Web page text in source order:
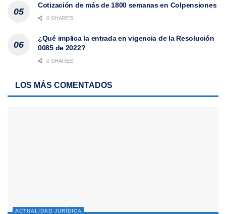
Cotización de más de 1800 semanas en Colpensiones
0 SHARES
¿Qué implica la entrada en vigencia de la Resolución
0085 de 2022?
0 SHARES
LOS MÁS COMENTADOS
ACTUALIDAD JURÍDICA